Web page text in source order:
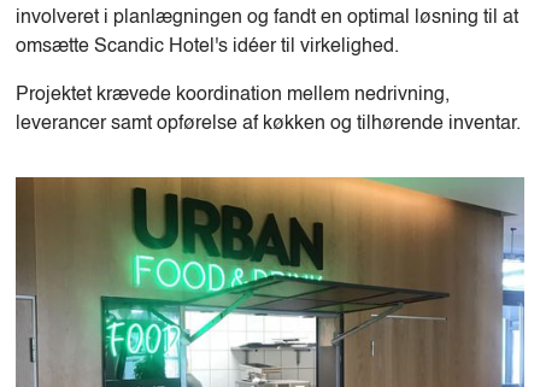
involveret i planlægningen og fandt en optimal løsning til at
omsætte Scandic Hotel's idéer til virkelighed.
Projektet krævede koordination mellem nedrivning,
leverancer samt opførelse af køkken og tilhørende inventar.